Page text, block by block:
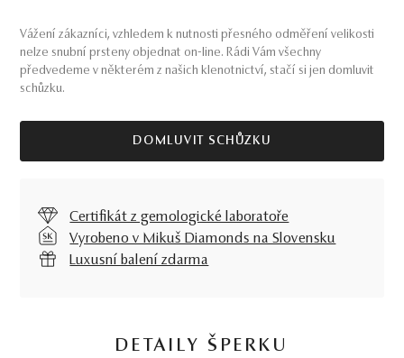
Vážení zákazníci, vzhledem k nutnosti přesného odměření velikosti
nelze snubní prsteny objednat on-line. Rádi Vám všechny
předvedeme v některém z našich klenotnictví, stačí si jen domluvit
schůzku.
DOMLUVIT SCHŮZKU
Certifikát z gemologické laboratoře
Vyrobeno v Mikuš Diamonds na Slovensku
Luxusní balení zdarma
DETAILY ŠPERKU